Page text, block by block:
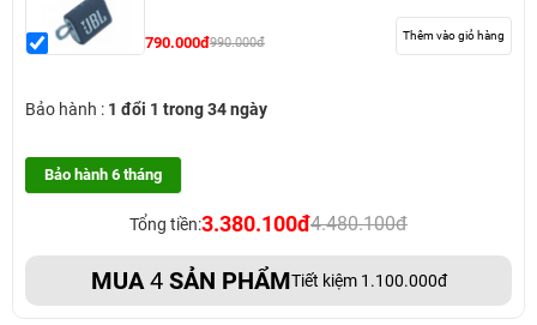
790.000đ990.000đ Thêm vào giỏ hàng
Bảo hành : 1 đổi 1 trong 34 ngày
Bảo hành 6 tháng
Tổng tiền:3.380.100đ4.480.100đ
MUA4SẢN PHẨMTiết kiệm 1.100.000đ